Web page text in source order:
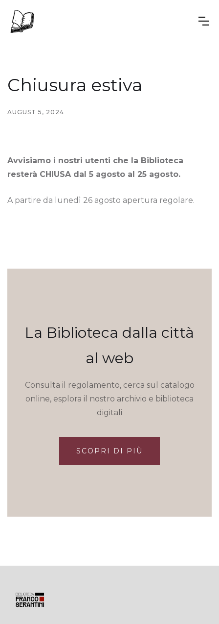
Chiusura estiva
AUGUST 5, 2024
Avvisiamo i nostri utenti che la Biblioteca
resterà CHIUSA dal 5 agosto al 25 agosto.
A partire da lunedì 26 agosto apertura regolare.
La Biblioteca dalla città
al web
Consulta il regolamento, cerca sul catalogo
online, esplora il nostro archivio e biblioteca
digitali
SCOPRI DI PIÙ